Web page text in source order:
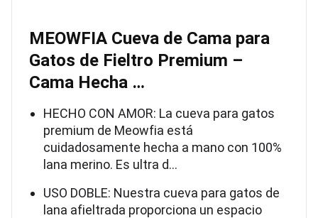
MEOWFIA Cueva de Cama para
Gatos de Fieltro Premium –
Cama Hecha …
HECHO CON AMOR: La cueva para gatos
premium de Meowfia está
cuidadosamente hecha a mano con 100%
lana merino. Es ultra d…
USO DOBLE: Nuestra cueva para gatos de
lana afieltrada proporciona un espacio